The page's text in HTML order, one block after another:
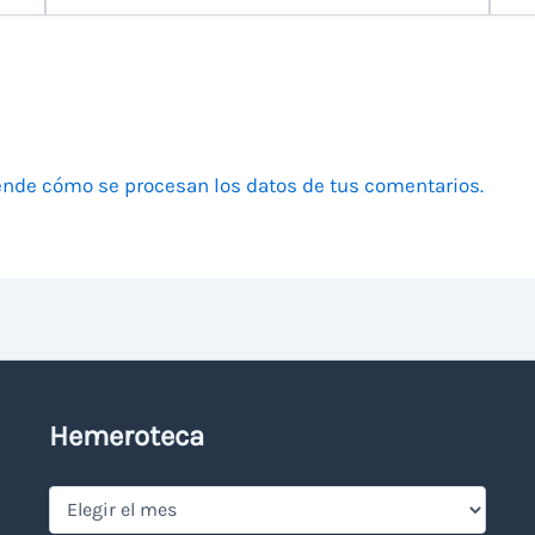
cómo se procesan los datos de tus comentarios.
Hemeroteca
Hemeroteca